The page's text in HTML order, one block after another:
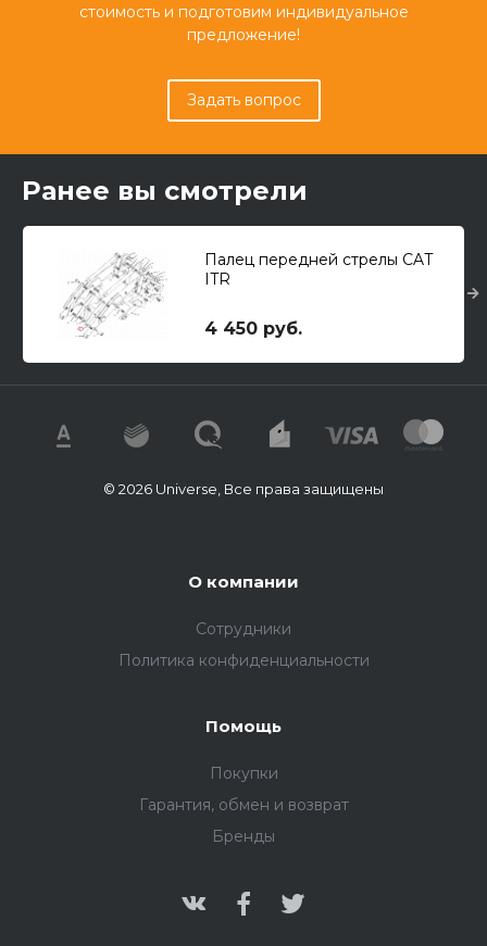
стоимость и подготовим индивидуальное
предложение!
Задать вопрос
Ранее вы смотрели
Палец передней стрелы CAT
ITR
4 450 руб.
© 2026 Universe, Все права защищены
О компании
Сотрудники
Политика конфиденциальности
Помощь
Покупки
Гарантия, обмен и возврат
Бренды